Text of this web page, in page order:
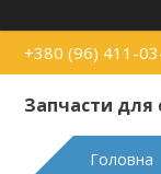
+380 (96) 411-
Запчасти для
Головна